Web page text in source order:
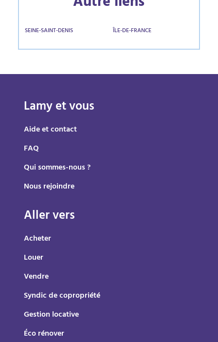
SEINE-SAINT-DENIS ÎLE-DE-FRANCE
Lamy et vous
Aide et contact
FAQ
Qui sommes-nous ?
Nous rejoindre
Aller vers
Acheter
Louer
Vendre
Syndic de copropriété
Gestion locative
Éco rénover